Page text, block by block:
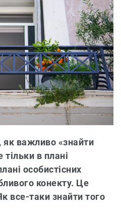
як важливо «знайти
в плані
особистісних
конекту. Це
все-таки знайти того